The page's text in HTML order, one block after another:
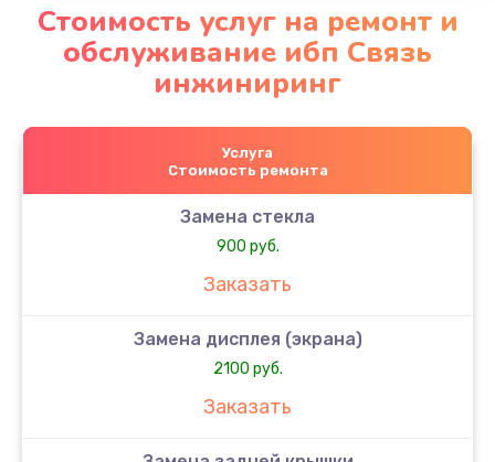
Стоимость услуг на ремонт и
обслуживание ибп Связь
инжиниринг
Услуга
Стоимость ремонта
Замена стекла
900 руб.
Заказать
Замена дисплея (экрана)
2100 руб.
Заказать